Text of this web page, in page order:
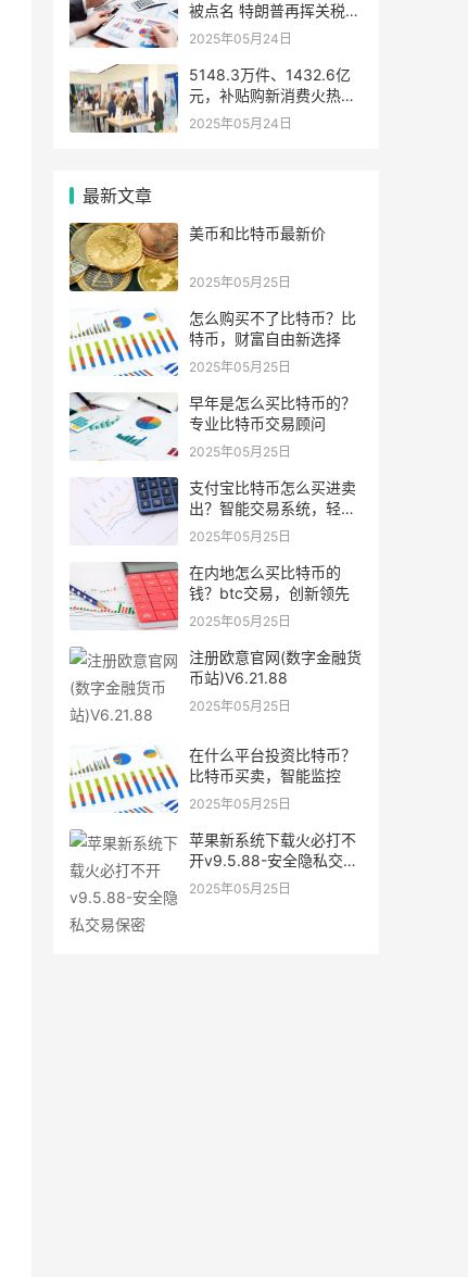
被点名 特朗普再挥关税大
棒引强烈反应
2025年05月24日
5148.3万件、1432.6亿
元，补贴购新消费火热！
消费结构向中高端跃迁
2025年05月24日
最新文章
美币和比特币最新价
2025年05月25日
怎么购买不了比特币？比
特币，财富自由新选择
2025年05月25日
早年是怎么买比特币的？
专业比特币交易顾问
2025年05月25日
支付宝比特币怎么买进卖
出？智能交易系统，轻松
买卖比特币
2025年05月25日
在内地怎么买比特币的
钱？btc交易，创新领先
2025年05月25日
注册欧意官网(数字金融货
币站)V6.21.88
2025年05月25日
在什么平台投资比特币？
比特币买卖，智能监控
2025年05月25日
苹果新系统下载火必打不
开v9.5.88-安全隐私交易
保密
2025年05月25日